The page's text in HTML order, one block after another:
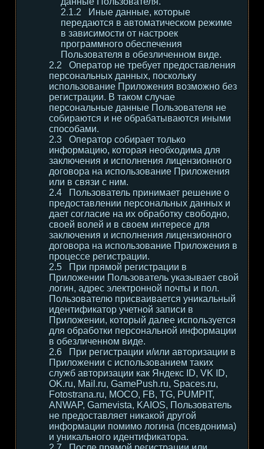
Иные данные, которые
передаются в автоматическом режиме
в зависимости от настроек
программного обеспечения
Пользователя в обезличенном виде.
Оператор не требует предоставления
персональных данных, поскольку
использование Приложения возможно без
регистрации. В таком случае
персональные данные Пользователя не
собираются и не обрабатываются иными
способами.
Оператор собирает только
информацию, которая необходима для
заключения и исполнения лицензионного
договора на использование Приложения
или в связи с ним.
Пользователь принимает решение о
предоставлении персональных данных и
дает согласие на их обработку свободно,
своей волей и в своем интересе для
заключения и исполнения лицензионного
договора на использование Приложения в
процессе регистрации.
При прямой регистрации в
Приложении Пользователь указывает свой
логин, адрес электронной почты и пол.
Пользователю присваивается уникальный
идентификатор учетной записи в
Приложении, который далее используется
для обработки персональной информации
в обезличенном виде.
При регистрации и/или авторизации в
Приложении с использованием таких
служб авторизации как Яндекс ID, VK ID,
OK.ru, Mail.ru, GamePush.ru, Spaces.ru,
Fotostrana.ru, MOCO, FB, TG, PUMPIT,
ANWAP, Gamevista, KAIOS, Пользователь
не предоставляет никакой другой
информации помимо логина (псевдонима)
и уникального идентификатора.